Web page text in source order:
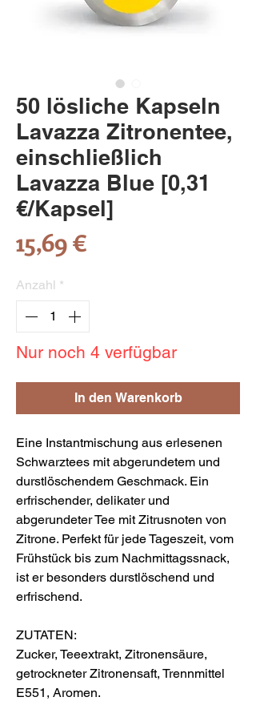
50 lösliche Kapseln
Lavazza Zitronentee,
einschließlich
Lavazza Blue [0,31
€/Kapsel]
15,69 €
Anzahl *
Nur noch 4 verfügbar
In den Warenkorb
Eine Instantmischung aus erlesenen
Schwarztees mit abgerundetem und
durstlöschendem Geschmack. Ein
erfrischender, delikater und
abgerundeter Tee mit Zitrusnoten von
Zitrone. Perfekt für jede Tageszeit, vom
Frühstück bis zum Nachmittagssnack,
ist er besonders durstlöschend und
erfrischend.
ZUTATEN:
Zucker, Teeextrakt, Zitronensäure,
getrockneter Zitronensaft, Trennmittel
E551, Aromen.